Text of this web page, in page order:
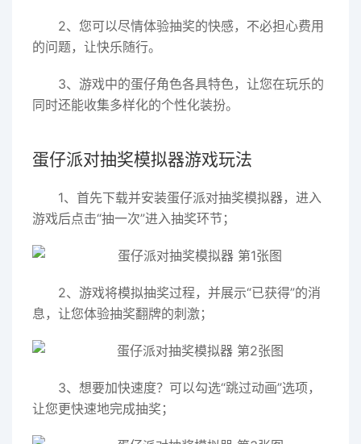
2、您可以尽情体验抽奖的快感，不必担心费用
的问题，让快乐随行。
3、游戏中的蛋仔角色各具特色，让您在玩乐的
同时还能收集多样化的个性化装扮。
蛋仔派对抽奖模拟器游戏玩法
1、首先下载并安装蛋仔派对抽奖模拟器，进入
游戏后点击“抽一次”进入抽奖环节；
2、游戏将模拟抽奖过程，并展示“已获得”的消
息，让您体验抽奖翻牌的刺激；
3、想要加快速度？可以勾选“跳过动画”选项，
让您更快速地完成抽奖；